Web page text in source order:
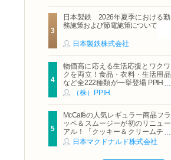
日本製鉄 2026年夏季における勤
務施策および節電施策について
日本製鉄株式会社
物価高に応える生活応援とワクワ
クを両立！食品・衣料・生活用品
など全222種類が一挙登場 PPIHグ
ループ「夏福袋」＆セール 8月6日
（株）PPIH
McCaféの人気レギュラー商品フラ
ッペ＆スムージーが初のリニュー
アル！「クッキー＆クリームチョ
コフラッペ」「マンゴースムージ
日本マクドナルド株式会社